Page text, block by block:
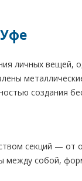
личных вещей,
создания
секций — от
между собой,